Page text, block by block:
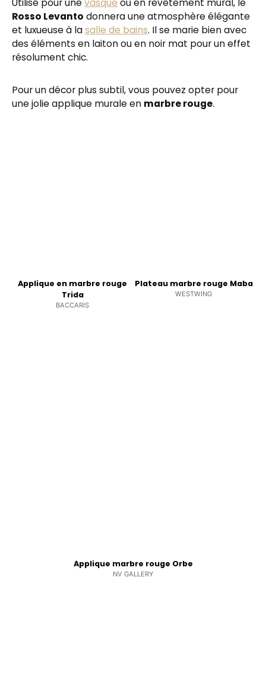
Utilisé pour unevasque ou en revêtement mural, le
Rosso Levanto donnera une atmosphère élégante
et luxueuse à lasalle de bains. Il se marie bien avec
des éléments en laiton ou en noir mat pour un effet
résolument chic.
Pour un décor plus subtil, vous pouvez opter pour
une jolie applique murale en marbre rouge.
Applique en marbre rouge
Trida
BACCARIS
Plateau marbre rouge Maba
WESTWING
Applique marbre rouge Orbe
NV GALLERY